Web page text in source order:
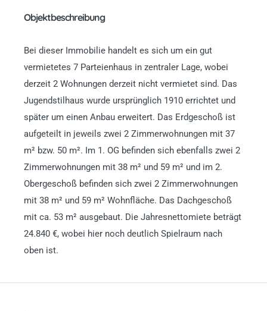
Objektbeschreibung
Bei dieser Immobilie handelt es sich um ein gut
vermietetes 7 Parteienhaus in zentraler Lage, wobei
derzeit 2 Wohnungen derzeit nicht vermietet sind. Das
Jugendstilhaus wurde ursprünglich 1910 errichtet und
später um einen Anbau erweitert. Das Erdgeschoß ist
aufgeteilt in jeweils zwei 2 Zimmerwohnungen mit 37
m² bzw. 50 m². Im 1. OG befinden sich ebenfalls zwei 2
Zimmerwohnungen mit 38 m² und 59 m² und im 2.
Obergeschoß befinden sich zwei 2 Zimmerwohnungen
mit 38 m² und 59 m² Wohnfläche. Das Dachgeschoß
mit ca. 53 m² ausgebaut. Die Jahresnettomiete beträgt
24.840 €, wobei hier noch deutlich Spielraum nach
oben ist.